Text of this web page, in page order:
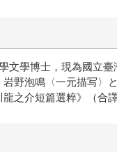
文學博士，現為國立
野泡鳴〈一元描写〉
之介短篇選粹》（合